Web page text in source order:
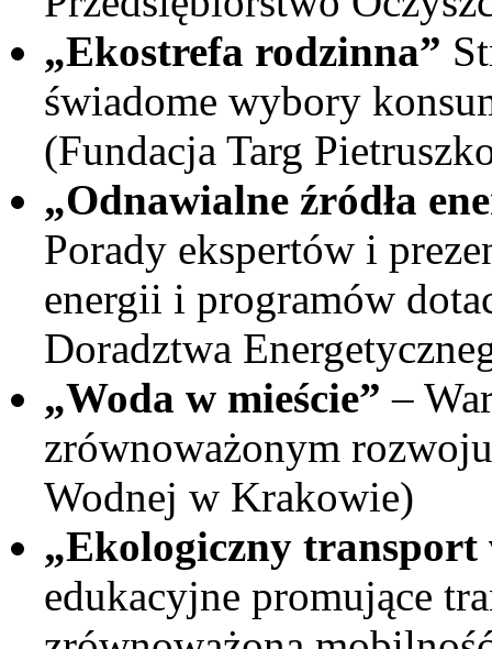
„Ekostrefa rodzinna”
świadome wybory
(Fundacja Targ
„Odnawialne źródła
Porady ekspertów i
energii i programów
Doradztwa
„Woda w mieście” –
zrównoważonym
Wodnej w Krakowie)
„Ekologiczny
edukacyjne promujące